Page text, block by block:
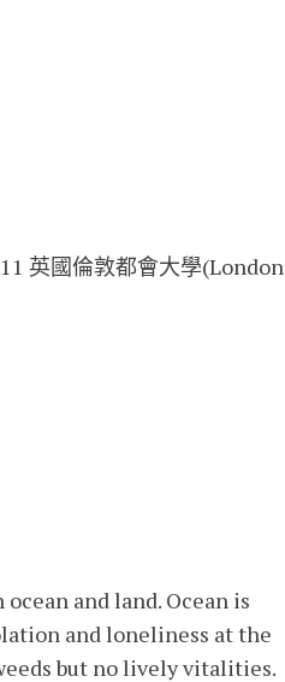
英國倫敦都會大學(London
and land. Ocean is
and loneliness at the
but no lively vitalities.